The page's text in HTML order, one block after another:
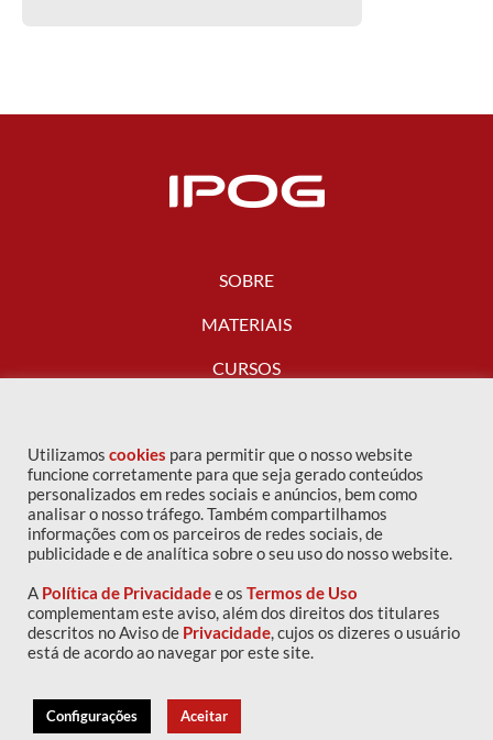
SOBRE
MATERIAIS
CURSOS
FALE CONOSCO
Copyright © 2016 IPOG - Todos os direitos reservados
Política de privacidade
Utilizamos cookies para permitir que o nosso website
funcione corretamente para que seja gerado conteúdos
personalizados em redes sociais e anúncios, bem como
analisar o nosso tráfego. Também compartilhamos
informações com os parceiros de redes sociais, de
publicidade e de analítica sobre o seu uso do nosso website.
A Política de Privacidadee os Termos de Uso
complementam este aviso, além dos direitos dos titulares
descritos no Aviso de Privacidade, cujos os dizeres o usuário
está de acordo ao navegar por este site.
Configurações Aceitar